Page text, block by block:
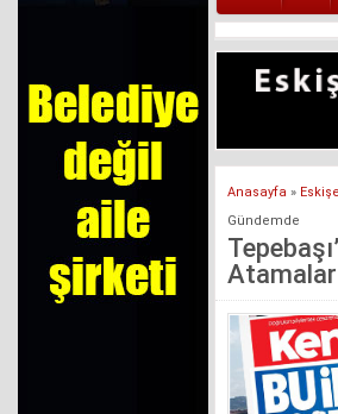
Anasayfa »
Gündemde